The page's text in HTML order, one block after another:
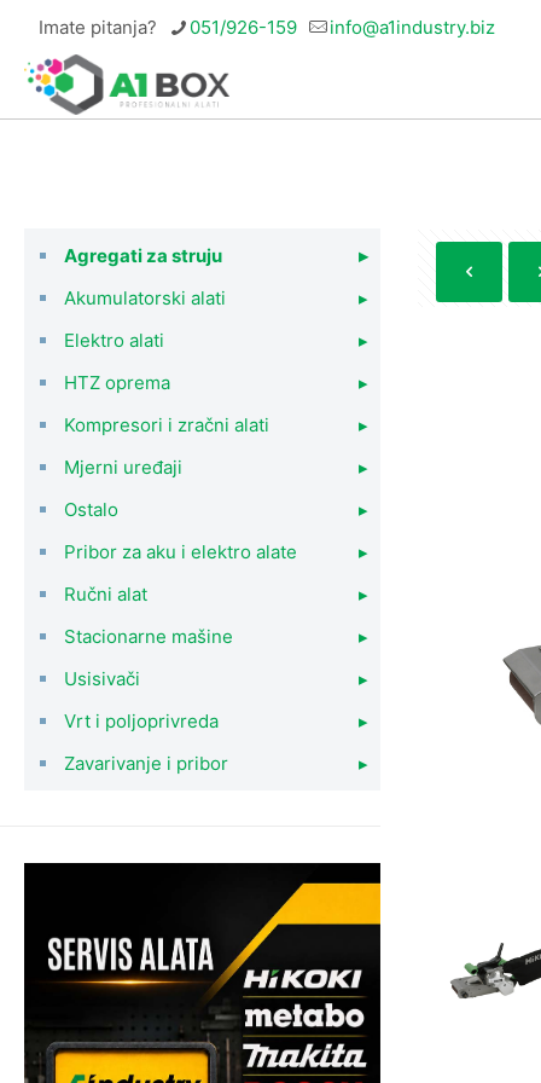
Imate pitanja? 051/926-159 info@a1industry.biz
Agregati za struju
▸
Akumulatorski alati
▸
Elektro alati
▸
HTZ oprema
▸
Kompresori i zračni alati
▸
Mjerni uređaji
▸
Ostalo
▸
Pribor za aku i elektro alate
▸
Ručni alat
▸
Stacionarne mašine
▸
Usisivači
▸
Vrt i poljoprivreda
▸
Zavarivanje i pribor
▸